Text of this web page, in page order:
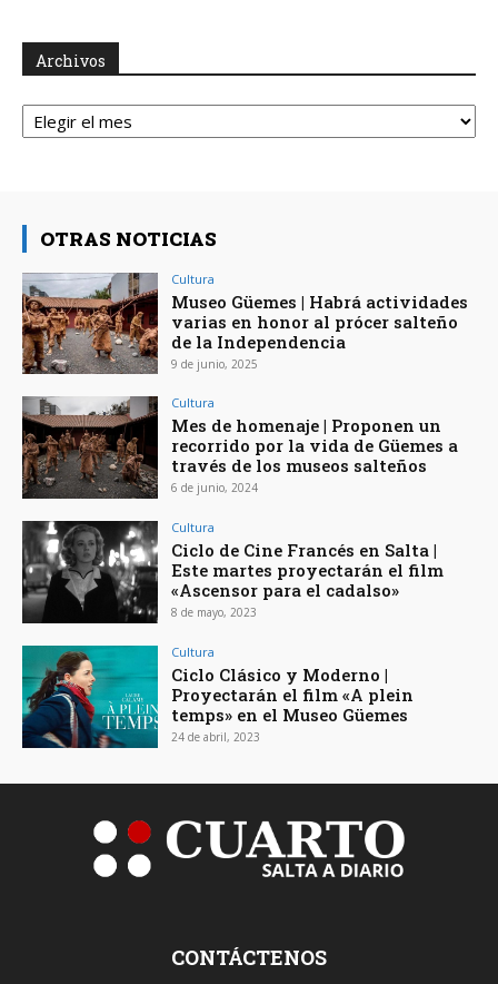
Archivos
Archivos
OTRAS NOTICIAS
Cultura
Museo Güemes | Habrá actividades
varias en honor al prócer salteño
de la Independencia
9 de junio, 2025
Cultura
Mes de homenaje | Proponen un
recorrido por la vida de Güemes a
través de los museos salteños
6 de junio, 2024
Cultura
Ciclo de Cine Francés en Salta |
Este martes proyectarán el film
«Ascensor para el cadalso»
8 de mayo, 2023
Cultura
Ciclo Clásico y Moderno |
Proyectarán el film «A plein
temps» en el Museo Güemes
24 de abril, 2023
CONTÁCTENOS